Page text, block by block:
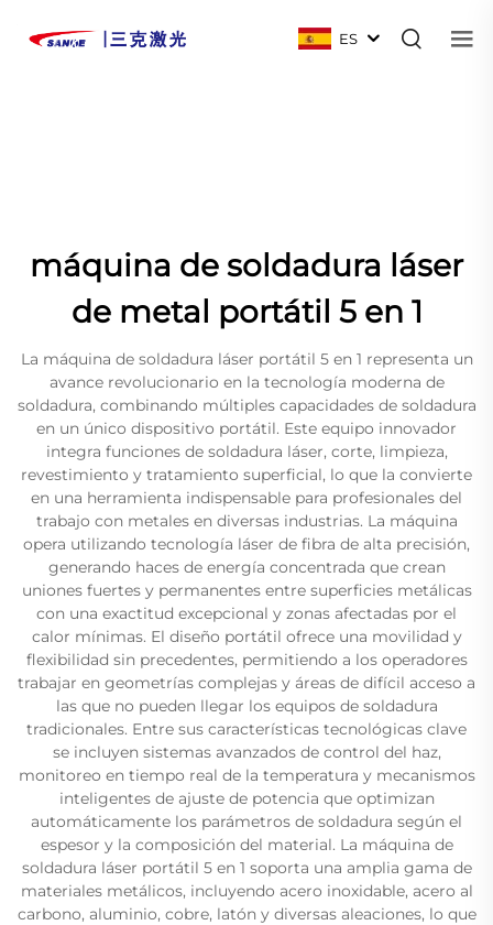
ES
máquina de soldadura láser
de metal portátil 5 en 1
La máquina de soldadura láser portátil 5 en 1 representa un
avance revolucionario en la tecnología moderna de
soldadura, combinando múltiples capacidades de soldadura
en un único dispositivo portátil. Este equipo innovador
integra funciones de soldadura láser, corte, limpieza,
revestimiento y tratamiento superficial, lo que la convierte
en una herramienta indispensable para profesionales del
trabajo con metales en diversas industrias. La máquina
opera utilizando tecnología láser de fibra de alta precisión,
generando haces de energía concentrada que crean
uniones fuertes y permanentes entre superficies metálicas
con una exactitud excepcional y zonas afectadas por el
calor mínimas. El diseño portátil ofrece una movilidad y
flexibilidad sin precedentes, permitiendo a los operadores
trabajar en geometrías complejas y áreas de difícil acceso a
las que no pueden llegar los equipos de soldadura
tradicionales. Entre sus características tecnológicas clave
se incluyen sistemas avanzados de control del haz,
monitoreo en tiempo real de la temperatura y mecanismos
inteligentes de ajuste de potencia que optimizan
automáticamente los parámetros de soldadura según el
espesor y la composición del material. La máquina de
soldadura láser portátil 5 en 1 soporta una amplia gama de
materiales metálicos, incluyendo acero inoxidable, acero al
carbono, aluminio, cobre, latón y diversas aleaciones, lo que